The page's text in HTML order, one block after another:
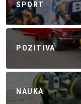
SPORT
POZITIVA
NAUKA